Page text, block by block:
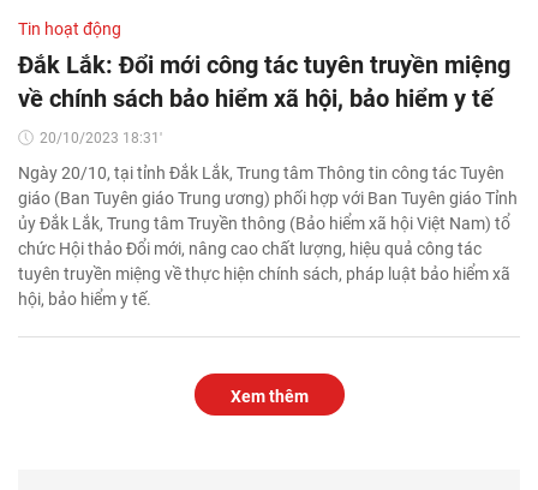
Tin hoạt động
Đắk Lắk: Đổi mới công tác tuyên truyền miệng
về chính sách bảo hiểm xã hội, bảo hiểm y tế
20/10/2023 18:31'
Ngày 20/10, tại tỉnh Đắk Lắk, Trung tâm Thông tin công tác Tuyên
giáo (Ban Tuyên giáo Trung ương) phối hợp với Ban Tuyên giáo Tỉnh
ủy Đắk Lắk, Trung tâm Truyền thông (Bảo hiểm xã hội Việt Nam) tổ
chức Hội thảo Đổi mới, nâng cao chất lượng, hiệu quả công tác
tuyên truyền miệng về thực hiện chính sách, pháp luật bảo hiểm xã
hội, bảo hiểm y tế.
Xem thêm